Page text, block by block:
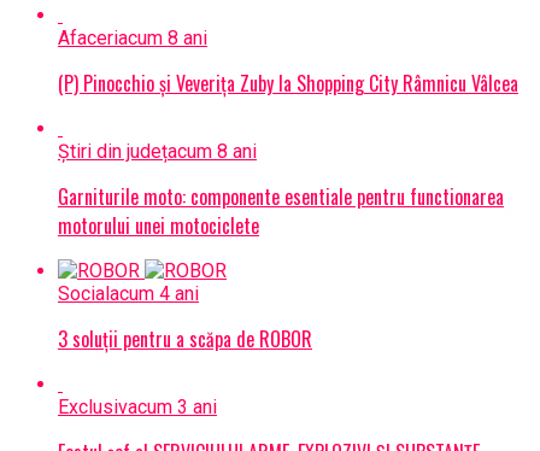
Afaceriacum 8 ani
(P) Pinocchio și Veverița Zuby la Shopping City Râmnicu Vâlcea
Știri din județacum 8 ani
Garniturile moto: componente esentiale pentru functionarea
motorului unei motociclete
Social acum 4 ani
3 soluții pentru a scăpa de ROBOR
Exclusivacum 3 ani